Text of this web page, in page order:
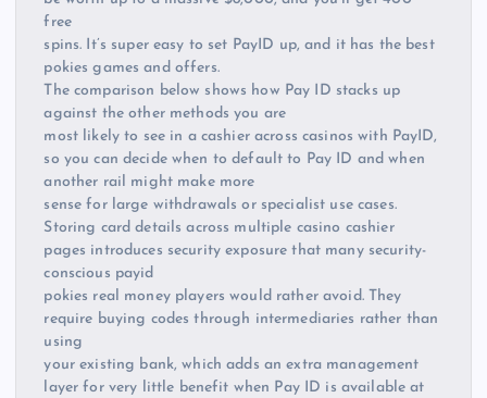
free
spins. It’s super easy to set PayID up, and it has the best
pokies games and offers.
The comparison below shows how Pay ID stacks up
against the other methods you are
most likely to see in a cashier across casinos with PayID,
so you can decide when to default to Pay ID and when
another rail might make more
sense for large withdrawals or specialist use cases.
Storing card details across multiple casino cashier
pages introduces security exposure that many security-
conscious payid
pokies real money players would rather avoid. They
require buying codes through intermediaries rather than
using
your existing bank, which adds an extra management
layer for very little benefit when Pay ID is available at